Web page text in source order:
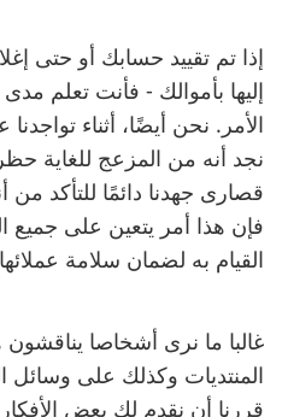
إذا تم تقييد حسابك أو حتى
إليها بأموالك - فأنت تعلم
الأمر. نحن أيضًا، أثناء
نجد أنه من المزعج للغاية
قصارى جهدنا دائمًا للتأكد
فإن هذا أمر يتعين على جميع
القيام به لضمان سلامة
غالبا ما نرى أشخاصا
المنتديات وكذلك على وسائل
قررنا أن نقدم لك بعض